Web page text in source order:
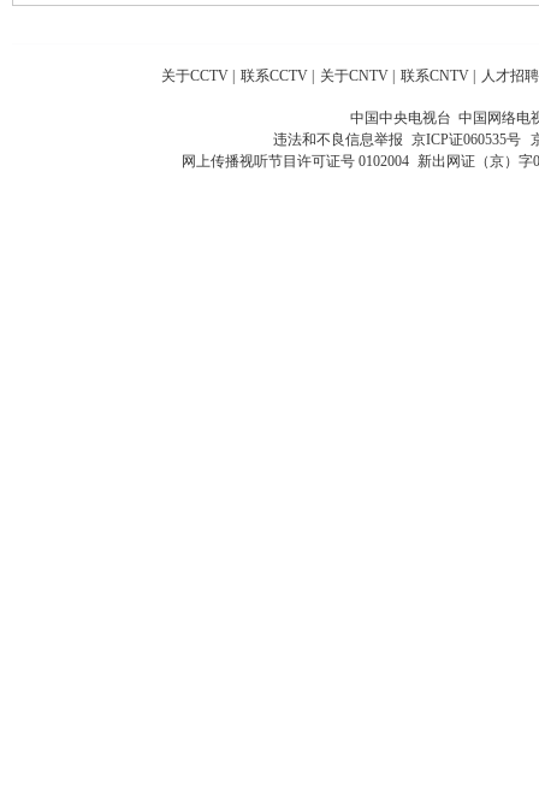
关于CCTV | 联系CCTV | 关于CNTV | 联系CNTV | 人才招聘
中国中央电视台 中国网络电
违法和不良信息举报 京ICP证060535号
网上传播视听节目许可证号 0102004 新出网证（京）